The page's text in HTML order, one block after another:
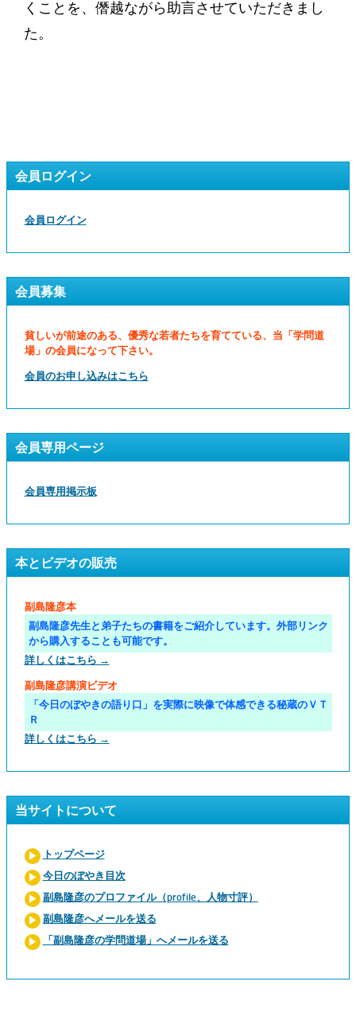
くことを、僭越ながら助言させていただきまし
た。
会員ログイン
会員ログイン
会員募集
貧しいが前途のある、優秀な若者たちを育てている、当「学問道
場」の会員になって下さい。
会員のお申し込みはこちら
会員専用ページ
会員専用掲示板
本とビデオの販売
副島隆彦本
副島隆彦先生と弟子たちの書籍をご紹介しています。外部リンク
から購入することも可能です。
詳しくはこちら →
副島隆彦講演ビデオ
「今日のぼやきの語り口」を実際に映像で体感できる秘蔵のＶＴ
Ｒ
詳しくはこちら →
当サイトについて
トップページ
今日のぼやき目次
副島隆彦のプロファイル（profile、人物寸評）
副島隆彦へメールを送る
「副島隆彦の学問道場」へメールを送る